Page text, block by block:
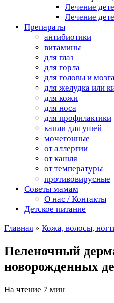
Лечение
Лечение
Препараты
антибиотики
витамины
для глаз
для горла
для головы и
для желудка или
для кожи
для носа
для профилактики
капли для ушей
мочегонные
от аллергии
от кашля
от температуры
противовирусные
Советы мамам
О нас / Контакты
Детское питание
Главная » Кожа, волосы,
Пеленочный
новорожденных
На чтение 7 мин